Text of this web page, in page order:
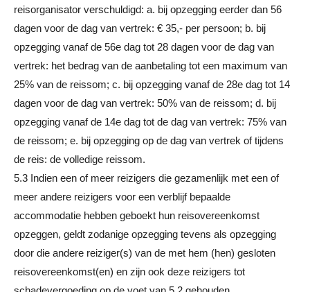
reisorganisator verschuldigd: a. bij opzegging eerder dan 56
dagen voor de dag van vertrek: € 35,- per persoon; b. bij
opzegging vanaf de 56e dag tot 28 dagen voor de dag van
vertrek: het bedrag van de aanbetaling tot een maximum van
25% van de reissom; c. bij opzegging vanaf de 28e dag tot 14
dagen voor de dag van vertrek: 50% van de reissom; d. bij
opzegging vanaf de 14e dag tot de dag van vertrek: 75% van
de reissom; e. bij opzegging op de dag van vertrek of tijdens
de reis: de volledige reissom.
5.3 Indien een of meer reizigers die gezamenlijk met een of
meer andere reizigers voor een verblijf bepaalde
accommodatie hebben geboekt hun reisovereenkomst
opzeggen, geldt zodanige opzegging tevens als opzegging
door die andere reiziger(s) van de met hem (hen) gesloten
reisovereenkomst(en) en zijn ook deze reizigers tot